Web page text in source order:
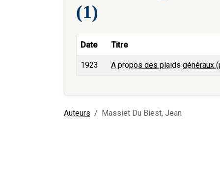
(1)
Date Titre
1923 A propos des plaids généraux
Auteurs Massiet Du Biest, Jean